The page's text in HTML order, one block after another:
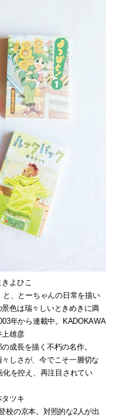
きよひこ
、とーちゃんの日常を描い
色は瑞々しいときめきに満
年から連載中。KADOKAWA
上雄彦
成長を描く不朽の名作。
々しさが、今でこそ一層切な
化を控え、再注目されてい
タツキ
校の京本。対照的な2人が出